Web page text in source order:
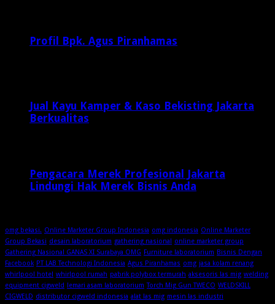
Profil Bpk. Agus Piranhamas
Jual Kayu Kamper & Kaso Bekisting Jakarta
Berkualitas
Pengacara Merek Profesional Jakarta
Lindungi Hak Merek Bisnis Anda
omg bekasi. Online Marketer Group Indonesia omg indonesia Online Marketer
Group Bekasi desain laboratorium gathering nasional online marketer group
Gathering Nasional GANAS XI Surabaya OMG Furniture laboratorium Bisnis Dengan
Facebook PT LAB Technologi Indonesia Agus Piranhamas omg jasa kolam renang
whirlpool hotel whirlpool rumah pabrik polybox termurah aksesoris las mig welding
equipment cigweld lemari asam laboratorium Torch Mig Gun TWECO WELDSKILL
CIGWELD distributor cigweld indonesia alat las mig mesin las industri